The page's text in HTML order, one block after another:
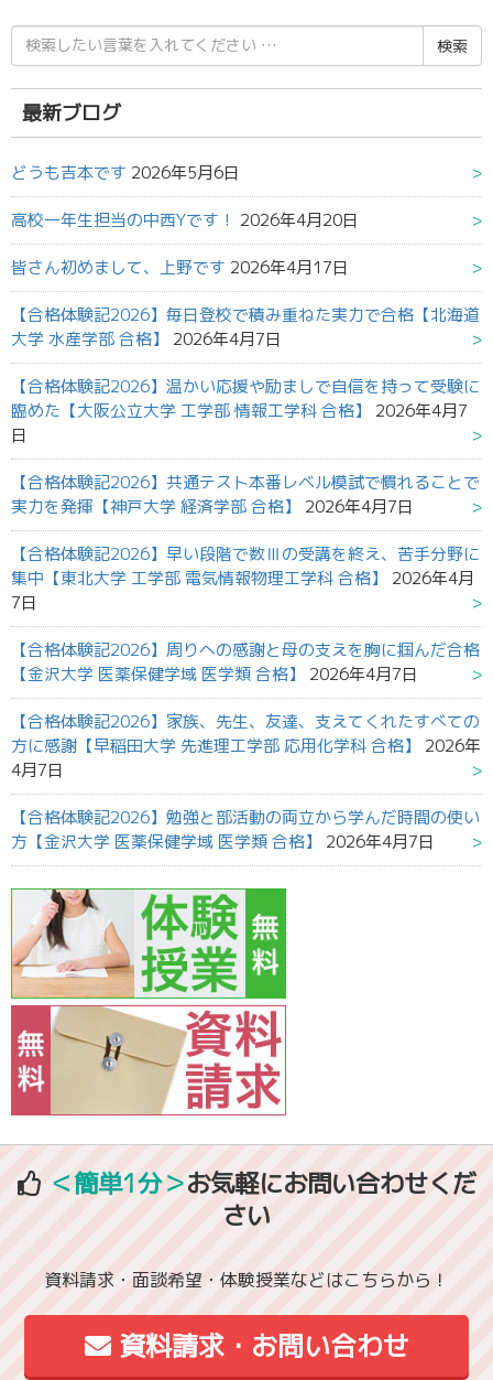
検
索
結
果:
最新ブログ
どうも吉本です 2026年5月6日
高校一年生担当の中西Yです！ 2026年4月20日
皆さん初めまして、上野です 2026年4月17日
【合格体験記2026】毎日登校で積み重ねた実力で合格【北海道
大学 水産学部 合格】
2026年4月7日
【合格体験記2026】温かい応援や励ましで自信を持って受験に
臨めた【大阪公立大学 工学部 情報工学科 合格】
2026年4月7
日
【合格体験記2026】共通テスト本番レベル模試で慣れることで
実力を発揮【神戸大学 経済学部 合格】
2026年4月7日
【合格体験記2026】早い段階で数Ⅲの受講を終え、苦手分野に
集中【東北大学 工学部 電気情報物理工学科 合格】
2026年4月
7日
【合格体験記2026】周りへの感謝と母の支えを胸に掴んだ合格
【金沢大学 医薬保健学域 医学類 合格】
2026年4月7日
【合格体験記2026】家族、先生、友達、支えてくれたすべての
方に感謝【早稲田大学 先進理工学部 応用化学科 合格】
2026年
4月7日
【合格体験記2026】勉強と部活動の両立から学んだ時間の使い
方【金沢大学 医薬保健学域 医学類 合格】
2026年4月7日
＜簡単1分＞お気軽にお問い合わせくだ
さい
資料請求・面談希望・体験授業などはこちらから！
資料請求・お問い合わせ